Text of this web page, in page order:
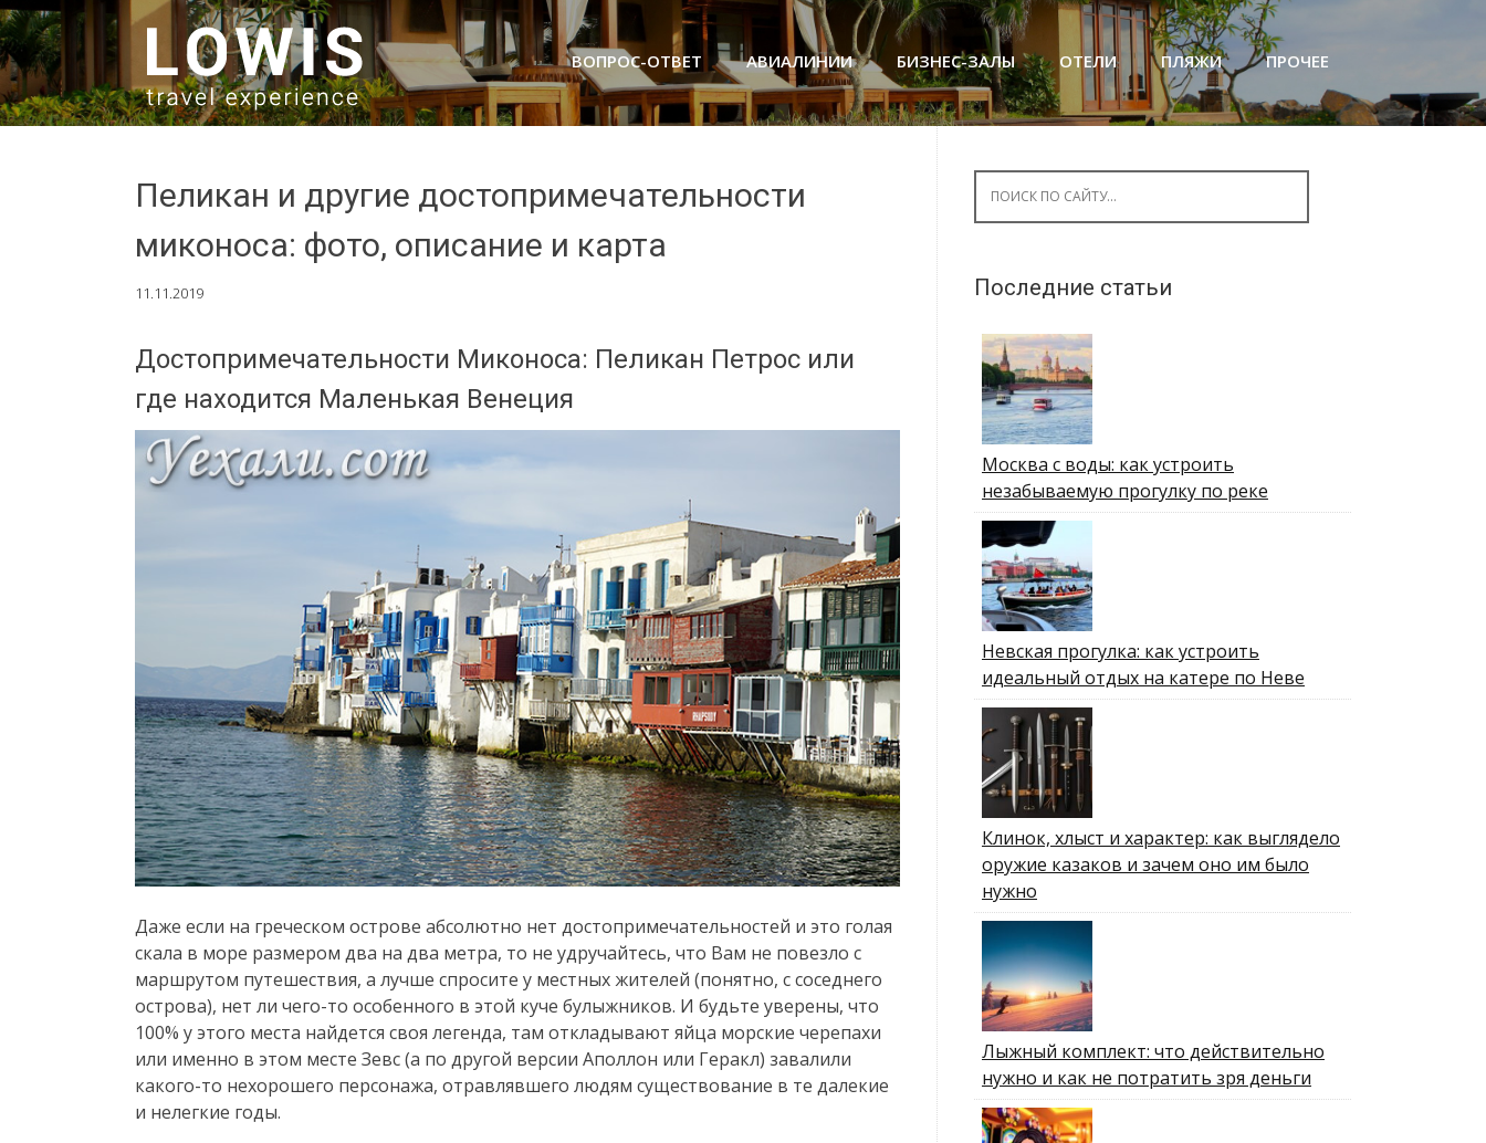
SKIP TO CONTENT ПРОЧЕЕ
ПЛЯЖИ
ОТЕЛИ
БИЗНЕС-ЗАЛЫ
АВИАЛИНИИ
ВОПРОС-ОТВЕТ
Пеликан и другие достопримечательности
миконоса: фото, описание и карта
11.11.2019
Достопримечательности Миконоса: Пеликан Петрос или
где находится Маленькая Венеция
Даже если на греческом острове абсолютно нет достопримечательностей и это голая
скала в море размером два на два метра, то не удручайтесь, что Вам не повезло с
маршрутом путешествия, а лучше спросите у местных жителей (понятно, с соседнего
острова), нет ли чего-то особенного в этой куче булыжников. И будьте уверены, что
100% у этого места найдется своя легенда, там откладывают яйца морские черепахи
или именно в этом месте Зевс (а по другой версии Аполлон или Геракл) завалили
какого-то нехорошего персонажа, отравлявшего людям существование в те далекие
и нелегкие годы.
Последние статьи
Москва с воды: как устроить
незабываемую прогулку по реке
Невская прогулка: как устроить
идеальный отдых на катере по Неве
Клинок, хлыст и характер: как выглядело
оружие казаков и зачем оно им было
нужно
Лыжный комплект: что действительно
нужно и как не потратить зря деньги